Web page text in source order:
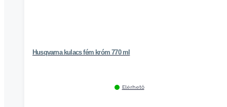
Husqvarna kulacs fém króm 770 ml
Elérhető